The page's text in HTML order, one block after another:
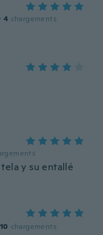
· 4 chargements
y su entallé
10 chargements